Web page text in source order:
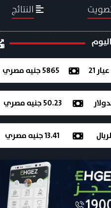
النتائج
21 5865 جنيه مصري
50.23 جنيه مصري
13.41 جنيه مصري